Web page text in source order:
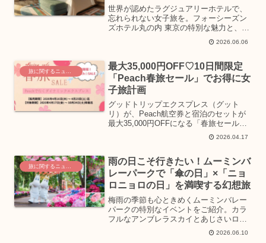
ン」に選出
世界が認めたラグジュアリーホテルで、
忘れられない女子旅を。フォーシーズン
ズホテル丸の内 東京の特別な魅力と、心
ときめくおもてなしをご紹介します。
2026.06.06
最大35,000円OFF♡10日間限定
「Peach春旅セール」でお得に女
子旅計画
グッドトリップエクスプレス（グット
リ）が、Peach航空券と宿泊のセットが
最大35,000円OFFになる「春旅セール」
を10日間限定で開催します。GWから秋
の大型連休まで対象で、女子旅に嬉しい
情報も必見です！
2026.04.17
旅に関するニュース
雨の日こそ行きたい！ムーミンバ
レーパークで「傘の日」×「ニョ
ロニョロの日」を満喫する幻想旅
梅雨の季節も心ときめくムーミンバレー
パークの特別なイベントをご紹介。カラ
フルなアンブレラスカイとあじさいロー
ド、限定フォトスポット、雨の日だけの
特別なプレゼントなど、女子旅を彩る魅
2026.06.10